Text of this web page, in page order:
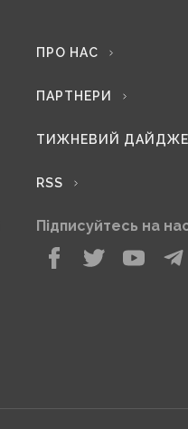
ПРО НАС
ПАРТНЕРИ
ТИЖНЕВИЙ
RSS
Підписуйтесь на